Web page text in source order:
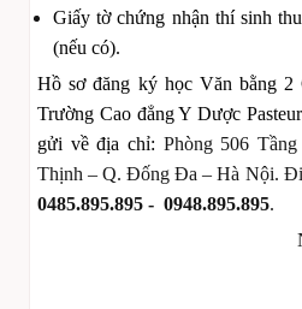
Giấy tờ chứng nhận thí sinh
(nếu có).
Hồ sơ đăng ký học Văn bằng 2
Trường Cao đẳng Y Dược
gửi về địa chỉ: Phòng 506
Thịnh – Q. Đống Đa – Hà Nội.
0485.895.895 - 0948.895.895.